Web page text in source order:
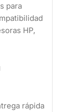
para
HP,
rápida